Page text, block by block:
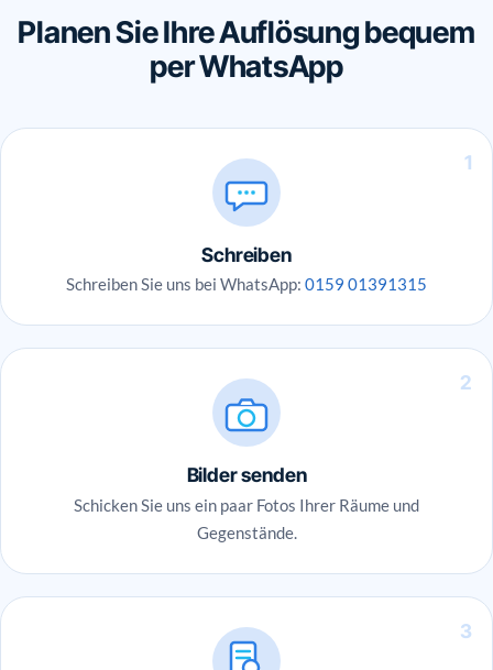
Planen Sie Ihre Auflösung bequem
per WhatsApp
1
Schreiben
Schreiben Sie uns bei WhatsApp: 0159 01391315
2
Bilder senden
Schicken Sie uns ein paar Fotos Ihrer Räume und
Gegenstände.
3